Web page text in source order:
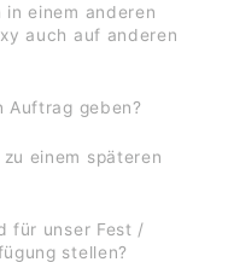
einem anderen
auch auf anderen
Auftrag geben?
einem späteren
für unser Fest /
stellen?